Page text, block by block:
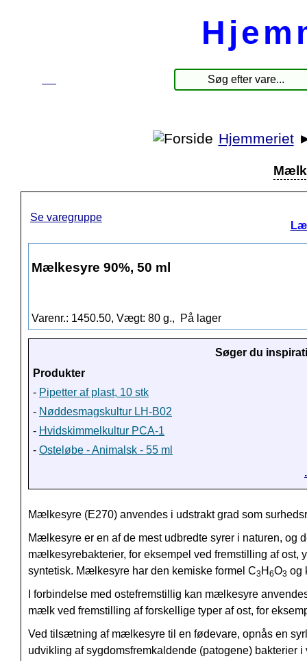
Hjemmeriet
Se varegruppe
Mælkesyre 90%, 50 ml
Varenr.: 1450.50, Vægt: 80 g., På lager
Søger du
Produkter
- Pipetter af plast, 10 stk
- Nøddesmagskultur LH-B02
- Hvidskimmelkultur PCA-1
- Osteløbe - Animalsk - 55 ml
Mælkesyre (E270) anvendes i udstrakt grad som
Mælkesyre er en af de mest udbredte syrer i naturen,
mælkesyrebakterier, for eksempel ved fremstilling af
syntetisk. Mælkesyre har den kemiske formel C3H 6O3 og
I forbindelse med ostefremstillig kan mælkesyre
mælk ved fremstilling af forskellige typer af ost, for
Ved tilsætning af mælkesyre til en fødevare, opnås en
udvikling af sygdomsfremkaldende (patogene) bakterier i